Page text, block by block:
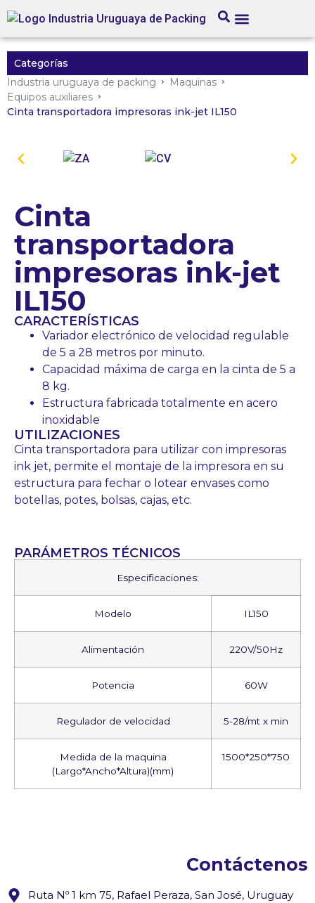
Categorías
Industria uruguaya de packing
Maquinas
Equipos auxiliares
Cinta transportadora impresoras ink-jet IL150
Cinta
transportadora
impresoras ink-jet
IL150
CARACTERÍSTICAS
Variador electrónico de velocidad regulable
de 5 a 28 metros por minuto.
Capacidad máxima de carga en la cinta de 5 a
8 kg.
Estructura fabricada totalmente en acero
inoxidable
UTILIZACIONES
Cinta transportadora para utilizar con impresoras
ink jet, permite el montaje de la impresora en su
estructura para fechar o lotear envases como
botellas, potes, bolsas, cajas, etc.
PARÁMETROS TÉCNICOS
Especificaciones:
Modelo IL150
Alimentación 220V/50Hz
Potencia 60W
Regulador de velocidad 5-28/mt x min
Medida de la maquina
(Largo*Ancho*Altura)(mm)
1500*250*750
Contáctenos
Ruta Nº 1 km 75, Rafael Peraza, San José, Uruguay